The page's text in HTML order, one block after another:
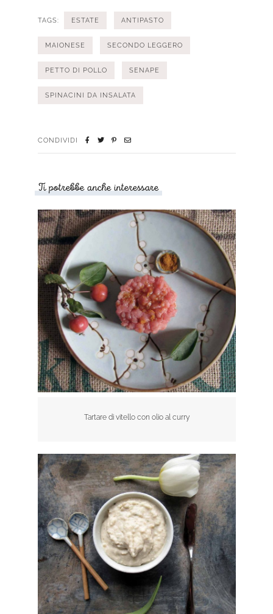
TAGS: ESTATE ANTIPASTO
MAIONESE SECONDO LEGGERO
PETTO DI POLLO SENAPE
SPINACINI DA INSALATA
CONDIVIDI
Ti potrebbe anche interessare
Tartare di vitello con olio al curry